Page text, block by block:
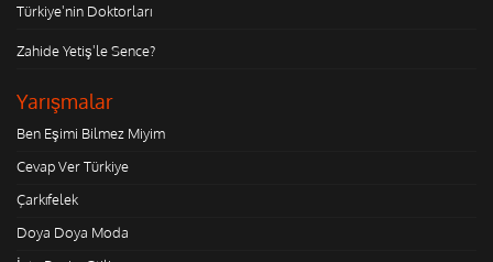
Türkiye'nin Doktorları
Zahide Yetiş'le Sence?
Yarışmalar
Ben Eşimi Bilmez Miyim
Cevap Ver Türkiye
Çarkıfelek
Doya Doya Moda